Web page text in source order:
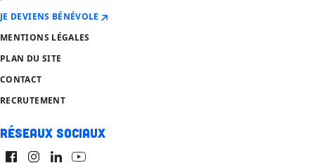
JE DEVIENS BÉNÉVOLE
MENTIONS LÉGALES
PLAN DU SITE
CONTACT
RECRUTEMENT
Réseaux sociaux